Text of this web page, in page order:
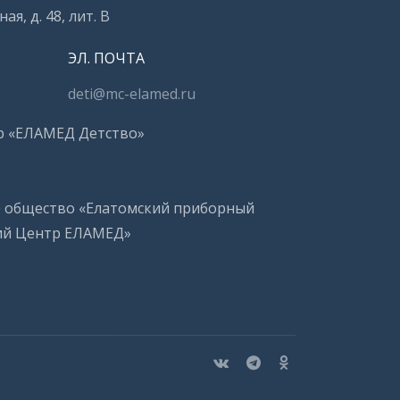
д. 48, лит. В
ЭЛ. ПОЧТА
deti@mc-elamed.ru
Детство»
«Елатомский приборный
Центр ЕЛАМЕД»